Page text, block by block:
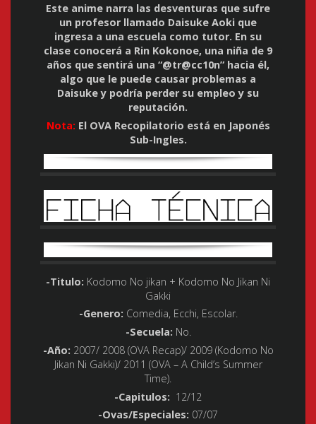
Este anime narra las desventuras que sufre
un profesor llamado Daisuke Aoki que
ingresa a una escuela como tutor. En su
clase conocerá a Rin Kokonoe, una niña de 9
años que sentirá una “@tr@cc10n” hacia él,
algo que le puede causar problemas a
Daisuke y podría perder su empleo y su
reputación.
Nota: El OVA Recopilatorio está en Japonés
Sub-Ingles.
-Titulo: Kodomo No jikan + Kodomo No Jikan Ni
Gakki
-Genero: Comedia, Ecchi, Escolar.
-Secuela: No.
-Año: 2007/ 2008 (OVA Recap)/ 2009 (Kodomo No
Jikan Ni Gakki)/ 2011 (OVA – A Child’s Summer
Time).
-Capitulos: 12/12
-Ovas/Especiales: 07/07